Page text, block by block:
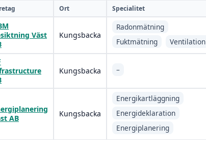
Ort Specialitet
Väst
Kungsbacka
Radonmätning
Fuktmätning
Ventilation
Kungsbacka –
AB
Kungsbacka
Energikartläggning
Energideklaration
Energiplanering